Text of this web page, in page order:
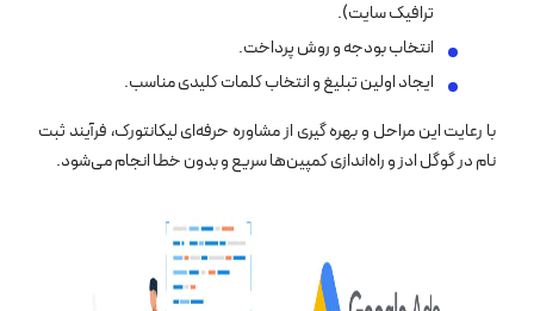
ترافیک سایت).
انتخاب بودجه و روش پرداخت.
ایجاد اولین تبلیغ و انتخاب کلمات کلیدی مناسب.
با رعایت این مراحل و بهره‌ گیری از مشاوره حرفه‌ای لیکانتورک، فرآیند ثبت
نام در گوگل ادز و راه‌اندازی کمپین‌ها سریع و بدون خطا انجام می‌شود.